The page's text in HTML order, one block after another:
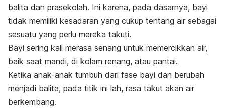
balita dan prasekolah. Ini karena, pada dasarnya, bayi
tidak memiliki kesadaran yang cukup tentang air sebagai
sesuatu yang perlu mereka takuti.
Bayi sering kali merasa senang untuk memercikkan air,
baik saat mandi, di kolam renang, atau pantai.
Ketika anak-anak tumbuh dari fase bayi dan berubah
menjadi balita, pada titik ini lah, rasa takut akan air
berkembang.